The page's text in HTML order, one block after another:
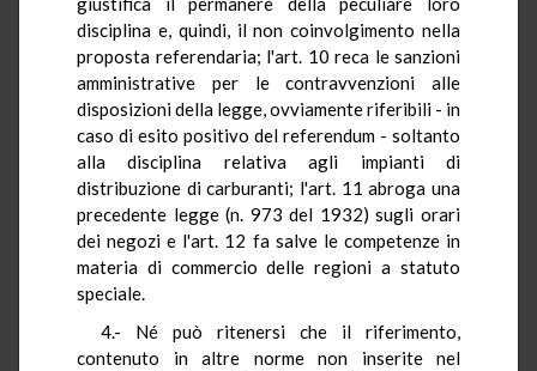
disciplina e, quindi, il non coinvolgimento nella
proposta referendaria; l'art. 10 reca le sanzioni
amministrative per le contravvenzioni alle
disposizioni della legge, ovviamente riferibili - in
caso di esito positivo del referendum - soltanto
alla disciplina relativa agli impianti di
distribuzione di carburanti; l'art. 11 abroga una
precedente legge (n. 973 del 1932) sugli orari
dei negozi e l'art. 12 fa salve le competenze in
materia di commercio delle regioni a statuto
speciale.
4.- Né può ritenersi che il riferimento,
contenuto in altre norme non inserite nel